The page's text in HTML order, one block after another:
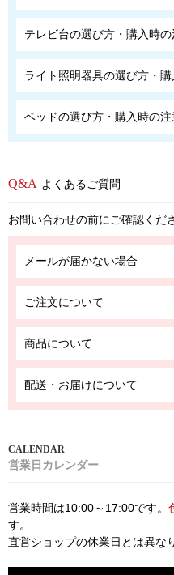
テレビ台の選び方・購入時の
ライト照明器具の選び方・
ベッドの選び方・購入時の注
よくあるご質問
お問い合わせの前にご確認くだ
メールが届かない場合
ご注文について
商品について
配送・お届けについて
営業日カレンダー
営業時間は10:00～17:00です。
す。
直営ショップの休業日とは異な